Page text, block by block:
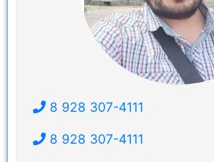
8 928 307-4111
8 928 307-4111